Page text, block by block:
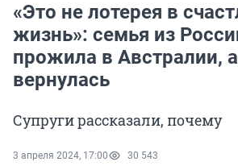
«Это не лотерея в
жизнь»: семья из
прожила в Австралии,
вернулась
Супруги рассказали, почему
3 апреля 2024, 17:00 30 543